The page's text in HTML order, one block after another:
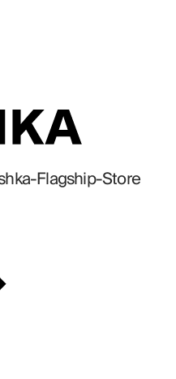
Flagship-Store